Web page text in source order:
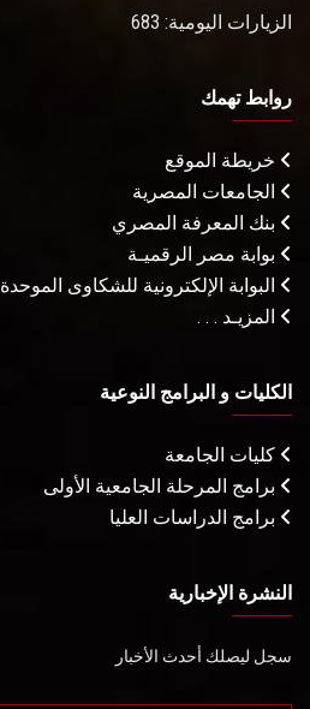
الزيارات اليومية: 683
روابط تهمك
خريطة الموقع
الجامعات المصرية
بنك المعرفة المصري
بوابة مصر الرقميـة
البوابة الإلكترونية للشكاوى الموحدة
المزيـد . . .
الكليات و البرامج النوعية
كليات الجامعة
برامج المرحلة الجامعية الأولى
برامج الدراسات العليا
النشرة الإخبارية
سجل ليصلك أحدث الأخبار